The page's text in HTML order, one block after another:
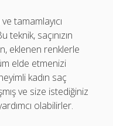
tamamlayıcı
saçınızın
eklenen renklerle
elde etmenizi
kadın saç
ve size istediğiniz
olabilirler.